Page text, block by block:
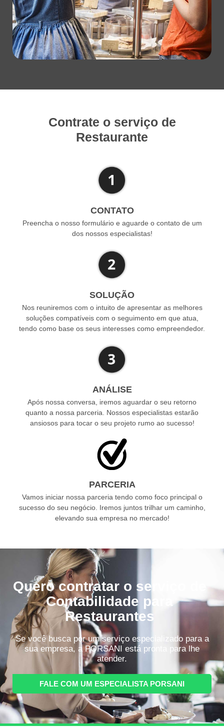
Contrate o serviço de
Restaurante
CONTATO
Preencha o nosso formulário e aguarde o contato de um
dos nossos especialistas!
SOLUÇÃO
Nos reuniremos com o intuito de apresentar as melhores
soluções compatíveis com o seguimento em que atua,
tendo como base os seus interesses como empreendedor.
ANÁLISE
Após nossa conversa, iremos aguardar o seu retorno
quanto a nossa parceria. Nossos especialistas estarão
ansiosos para tocar o seu projeto rumo ao sucesso!
PARCERIA
Vamos iniciar nossa parceria tendo como foco principal o
sucesso do seu negócio. Iremos juntos trilhar um caminho,
elevando sua empresa no mercado!
Quero contratar o serviço de
Contabilidade para
Restaurantes
Se você busca por um serviço especializado para a
sua empresa, a PORSANI está pronta para lhe
atender.
FALE COM UM ESPECIALISTA PORSANI